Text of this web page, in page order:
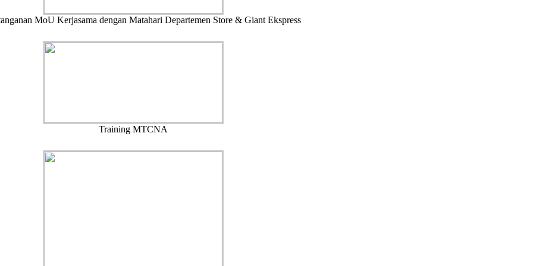
MoU Kerjasama dengan Matahari Departemen Store & Giant Ekspress
Training MTCNA